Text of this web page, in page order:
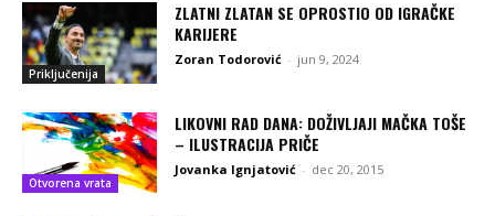
Priključenija
ZLATNI ZLATAN SE OPROSTIO OD IGRAČKE
KARIJERE
Zoran Todorović - jun 9, 2024
Otvorena vrata
LIKOVNI RAD DANA: DOŽIVLJAJI MAČKA TOŠE
– ILUSTRACIJA PRIČE
Jovanka Ignjatović - dec 20, 2015